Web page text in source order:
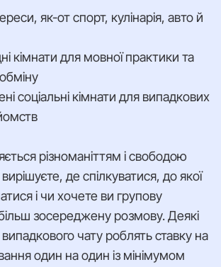
як-от спорт, кулінарія, авто й
кімнати для мовної практики та
соціальні кімнати для випадкових
різноманіттям і свободою
де спілкуватися, до якої
і чи хочете ви групову
зосереджену розмову. Деякі
чату роблять ставку на
один на один із мінімумом